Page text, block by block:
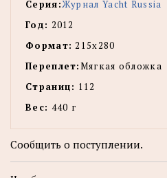
Серия:Журнал Yacht Russia
Год: 2012
Формат: 215х280
Переплет:Мягкая обложка
Страниц: 112
Вес: 440 г
Сообщить о поступлении.